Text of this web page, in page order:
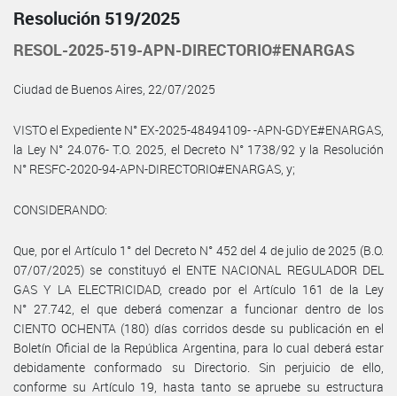
Resolución 519/2025
RESOL-2025-519-APN-DIRECTORIO#ENARGAS
Ciudad de Buenos Aires, 22/07/2025
VISTO el Expediente N° EX-2025-48494109- -APN-GDYE#ENARGAS,
la Ley N° 24.076- T.O. 2025, el Decreto N° 1738/92 y la Resolución
N° RESFC-2020-94-APN-DIRECTORIO#ENARGAS, y;
CONSIDERANDO:
Que, por el Artículo 1° del Decreto N° 452 del 4 de julio de 2025 (B.O.
07/07/2025) se constituyó el ENTE NACIONAL REGULADOR DEL
GAS Y LA ELECTRICIDAD, creado por el Artículo 161 de la Ley
N° 27.742, el que deberá comenzar a funcionar dentro de los
CIENTO OCHENTA (180) días corridos desde su publicación en el
Boletín Oficial de la República Argentina, para lo cual deberá estar
debidamente conformado su Directorio. Sin perjuicio de ello,
conforme su Artículo 19, hasta tanto se apruebe su estructura